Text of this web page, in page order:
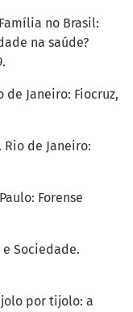
no Brasil:
na saúde?
de Janeiro: Fiocruz,
de Janeiro:
Forense
e Sociedade.
por tijolo: a